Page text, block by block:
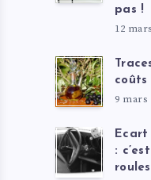
pas !
12
coûts
9 mars
Ecart
: